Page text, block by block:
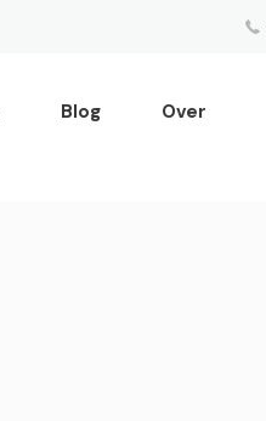
Blog Over